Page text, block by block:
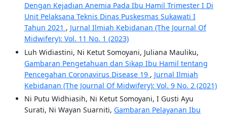
Dengan Kejadian Anemia Pada Ibu Hamil Trimester I Di
Unit Pelaksana Teknis Dinas Puskesmas Sukawati I
Tahun 2021 , Jurnal Ilmiah Kebidanan (The Journal Of
Midwifery): Vol. 11 No. 1 (2023)
Luh Widiastini, Ni Ketut Somoyani, Juliana Mauliku,
Gambaran Pengetahuan dan Sikap Ibu Hamil tentang
Pencegahan Coronavirus Disease 19 , Jurnal Ilmiah
Kebidanan (The Journal Of Midwifery): Vol. 9 No. 2 (2021)
Ni Putu Widhiasih, Ni Ketut Somoyani, I Gusti Ayu
Surati, Ni Wayan Suarniti, Gambaran Pelayanan Ibu